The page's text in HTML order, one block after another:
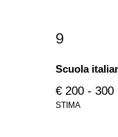
9
Scuola
€ 200 - 300
STIMA